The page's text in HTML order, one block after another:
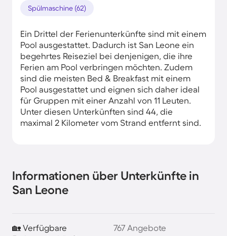
Spülmaschine (62)
Ein Drittel der Ferienunterkünfte sind mit einem
Pool ausgestattet. Dadurch ist San Leone ein
begehrtes Reiseziel bei denjenigen, die ihre
Ferien am Pool verbringen möchten. Zudem
sind die meisten Bed & Breakfast mit einem
Pool ausgestattet und eignen sich daher ideal
für Gruppen mit einer Anzahl von 11 Leuten.
Unter diesen Unterkünften sind 44, die
maximal 2 Kilometer vom Strand entfernt sind.
Informationen über Unterkünfte in
San Leone
🏡 Verfügbare
767 Angebote